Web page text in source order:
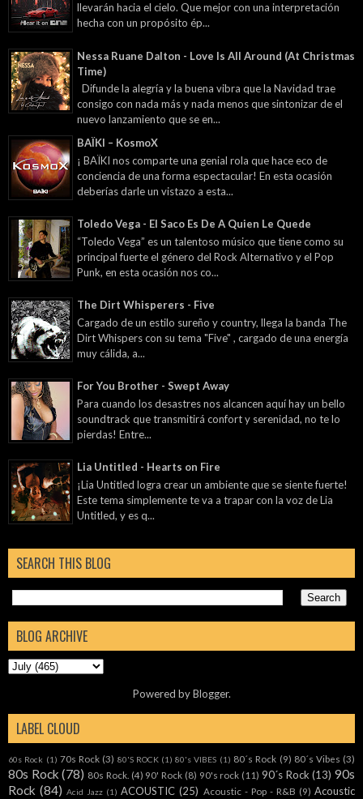
llevarán hacia el cielo. Que mejor con una interpretación
hecha con un propósito ép...
Nessa Ruane Dalton - Love Is All Around (At Christmas
Time)
Difunde la alegría y la buena vibra que la Navidad trae
consigo con nada más y nada menos que sintonizar de el
nuevo lanzamiento que se en...
BAÏKI – KosmoX
¡ BAÏKI nos comparte una genial rola que hace eco de
conciencia de una forma espectacular! En esta ocasión
deberías darle un vistazo a esta...
Toledo Vega - El Saco Es De A Quien Le Quede
“Toledo Vega” es un talentoso músico que tiene como su
principal fuerte el género del Rock Alternativo y el Pop
Punk, en esta ocasión nos co...
The Dirt Whisperers - Five
Cargado de un estilo sureño y country, llega la banda The
Dirt Whispers con su tema "Five" , cargado de una energía
muy cálida, a...
For You Brother - Swept Away
Para cuando los desastres nos alcancen aquí hay un bello
soundtrack que transmitirá confort y serenidad, no te lo
pierdas! Entre...
Lia Untitled - Hearts on Fire
¡Lia Untitled logra crear un ambiente que se siente fuerte!
Este tema simplemente te va a trapar con la voz de Lia
Untitled, y es q...
SEARCH THIS BLOG
BLOG ARCHIVE
Powered byBlogger.
LABEL CLOUD
60s Rock (1) 70s Rock (3) 80'S ROCK (1) 80's VIBES (1) 80´s Rock (9) 80´s Vibes (3)
80s Rock (78) 80s Rock. (4) 90' Rock (8) 90's rock (11) 90´s Rock (13) 90s
Rock (84) Acid Jazz (1) ACOUSTIC (25) Acoustic - Pop - R&B (9) Acoustic